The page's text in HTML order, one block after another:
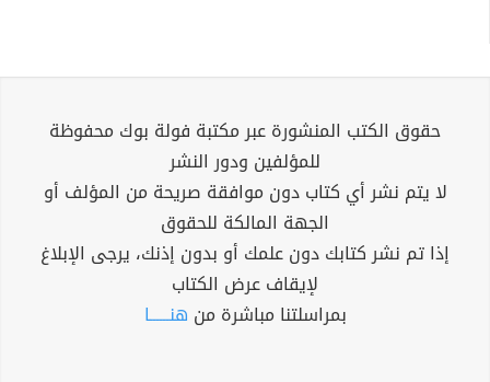
حقوق الكتب المنشورة عبر مكتبة فولة بوك محفوظة
للمؤلفين ودور النشر
لا يتم نشر أي كتاب دون موافقة صريحة من المؤلف أو
الجهة المالكة للحقوق
إذا تم نشر كتابك دون علمك أو بدون إذنك، يرجى الإبلاغ
لإيقاف عرض الكتاب
بمراسلتنا مباشرة من هنــــــا